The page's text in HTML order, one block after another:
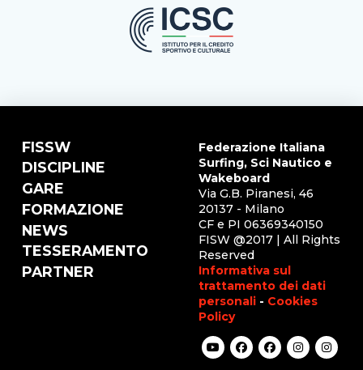
FISSW
DISCIPLINE
GARE
FORMAZIONE
NEWS
TESSERAMENTO
PARTNER
Federazione Italiana
Surfing, Sci Nautico e
Wakeboard
Via G.B. Piranesi, 46
20137 - Milano
CF e PI 06369340150
FISW @2017 | All Rights
Reserved
Informativa sul
trattamento dei dati
personali - Cookies
Policy